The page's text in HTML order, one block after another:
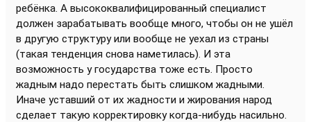
ребёнка. А высококвалифицированный специалист
должен зарабатывать вообще много, чтобы он не ушёл
в другую структуру или вообще не уехал из страны
(такая тенденция снова наметилась). И эта
возможность у государства тоже есть. Просто
жадным надо перестать быть слишком жадными.
Иначе уставший от их жадности и жирования народ
сделает такую корректировку когда-нибудь насильно.